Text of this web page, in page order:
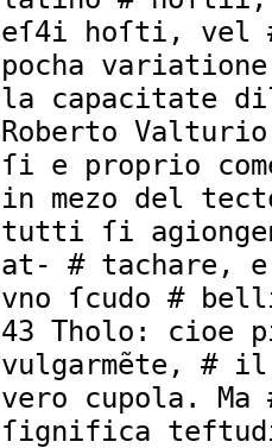
eſ4i hoſti, vel
pocha
la capacitate dil
Roberto
ſi e proprio
in mezo del
tutti ſi
at- # tachare, e
vno ſcudo #
43 Tholo: cioe
vulgarmẽte, #
vero cupola.
ſignifica